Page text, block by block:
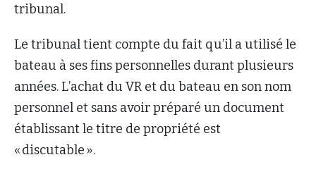
tribunal.
Le tribunal tient compte du fait qu’il a utilisé le
bateau à ses fins personnelles durant plusieurs
années. L’achat du VR et du bateau en son nom
personnel et sans avoir préparé un document
établissant le titre de propriété est
« discutable ».